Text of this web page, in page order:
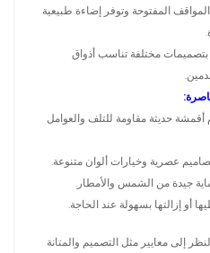
المفتوحة وتوفر إضاءة طبيعية
مختلفة تناسب أذواق
حديثة مقاومة للتلف والعوامل
عصرية وخيارات ألوان متنوعة.
جيدة من الشمس والأمطار.
أو إزالتها بسهولة عند الحاجة.
إلى معايير مثل التصميم والمتانة